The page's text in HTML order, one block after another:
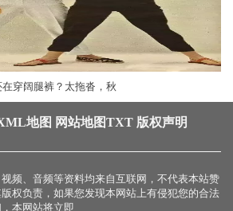
在穿阔腿裤？太拖沓，秋
地图 网站地图TXT 版权声明
频、音频等资料均来自互联网，不代表本站赞
权负责，如果您发现本网站上有侵犯您的合法
本网站将立即